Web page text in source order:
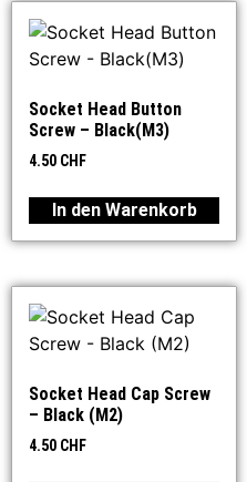
Socket Head Button
Screw – Black(M3)
4.50 CHF
In den Warenkorb
Socket Head Cap Screw
– Black (M2)
4.50 CHF